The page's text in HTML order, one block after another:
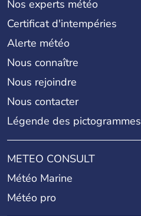
Nos experts météo
Certificat d'intempéries
Alerte météo
Nous connaître
Nous rejoindre
Nous contacter
Légende des pictogrammes
METEO CONSULT
Météo Marine
Météo pro